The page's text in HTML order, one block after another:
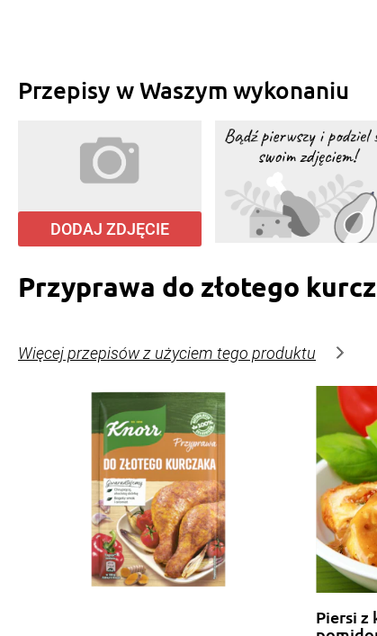
Przepisy w Waszym wykonaniu
DODAJ ZDJĘCIE
Przyprawa do złotego
Więcej przepisów z użyciem tego produktu
Piersi z